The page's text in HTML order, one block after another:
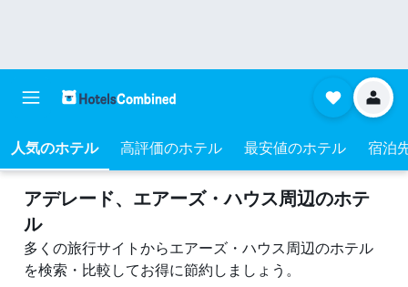
人気のホテル 高評価のホテル 最安値のホテル 宿泊
アデレード​、エアーズ・ハウス周辺のホテ
ル
多くの旅行サイトからエアーズ・ハウス周辺のホテル
を検索・比較してお得に節約しましょう。